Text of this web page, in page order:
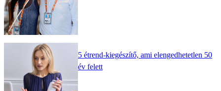
5 étrend-kiegészítő, ami elengedhetetlen 50
év felett